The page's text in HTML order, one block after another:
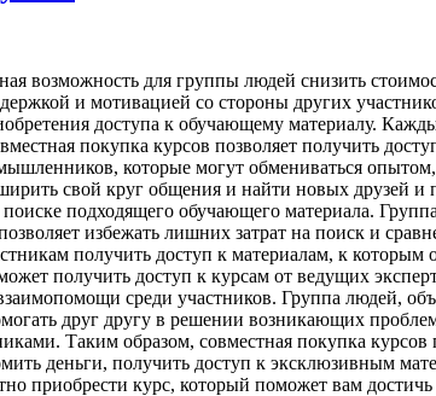
возможность для группы людей снизить
и мотивацией со стороны других
доступа к обучающему материалу.
покупка курсов позволяет получить
которые могут обмениваться
свой круг общения и найти новых друзей
подходящего обучающего материала.
избежать лишних затрат на поиск и
получить доступ к материалам, к
получить доступ к курсам от ведущих
среди участников. Группа людей,
друг другу в решении возникающих
Таким образом, совместная покупка
деньги, получить доступ к эксклюзивным
приобрести курс, который поможет вам